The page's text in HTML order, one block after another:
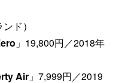
ド）
」19,800円／2018年
Air 」7,999円／2019